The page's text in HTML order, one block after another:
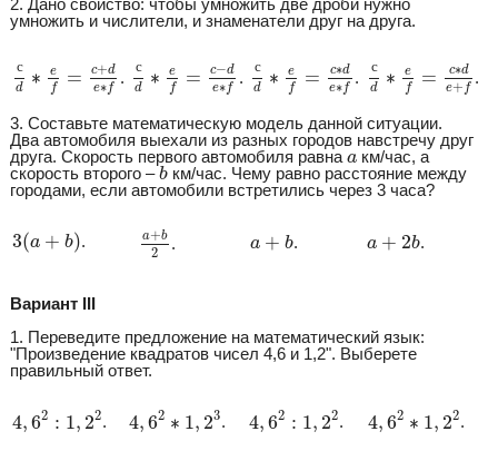
2. Дано свойство: чтобы умножить две дроби нужно
умножить и числители, и знаменатели друг на друга.
с
d ∗
e
f
= c+d
e∗f
сd d e ∗f
.
с
d ∗
e
f
= c−d
e∗f
сd e ∗f
.
с
d ∗
e
f
= c∗d
e∗f
сd d ∗
.
с
d ∗
e
f
= c∗d
e+ f
сd d
.
3. Составьте математическую модель данной ситуации.
Два автомобиля выехали из разных городов навстречу друг
друга. Скорость первого автомобиля равна a
aкм/час, а
скорость второго –b
bкм/час. Чему равно расстояние между
городами, если автомобили встретились через 3 часа?
3(a + b)
3( a +b ) . a+b
2
a+b
. a + b
a +b . a + 2b
a +2 b .
Вариант III
1. Переведите предложение на математический язык:
"Произведение квадратов чисел 4,6 и 1,2". Выберете
правильный ответ.
4,62 : 1, 22
4 62 , 2
. 4,62 ∗ 1, 23
4 62 1 23
. 4,62 : 1, 22
4 62 , 2
. 4,62 ∗ 1, 22
4 62 1 22
.